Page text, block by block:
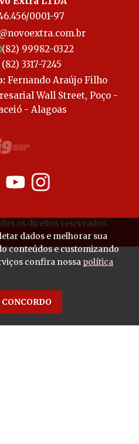
0001-97
(82) 99982-0322
3317-7245
Fernando Araújo Filho
Wall Street, Poço -
- Alagoas
os direitos reservados.
dados e melhorar sua
conteúdos e customizando
confira nossa política
CONCORDO